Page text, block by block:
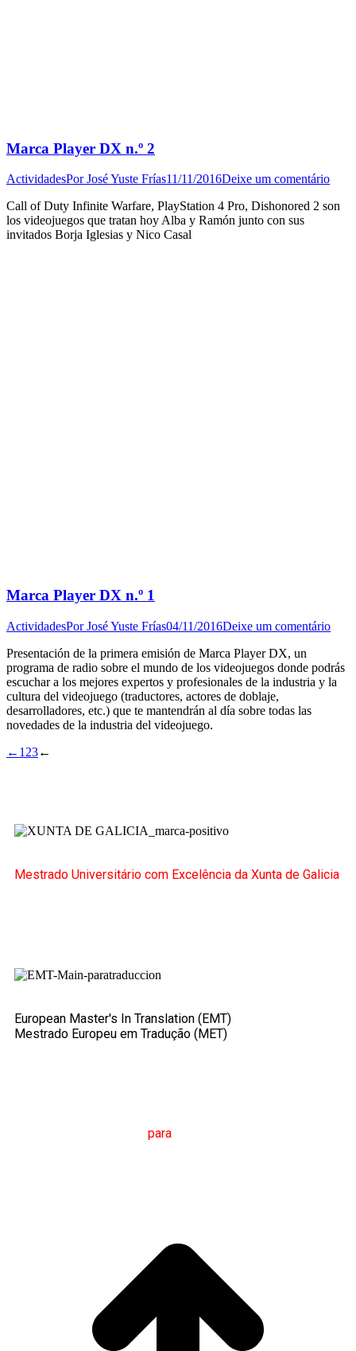
Marca Player DX n.º 2
ActividadesPorJosé Yuste Frías11/11/2016Deixe um comentário
Call of Duty Infinite Warfare, PlayStation 4 Pro, Dishonored 2 son
los videojuegos que tratan hoy Alba y Ramón junto con sus
invitados Borja Iglesias y Nico Casal
Marca Player DX n.º 1
ActividadesPorJosé Yuste Frías04/11/2016Deixe um comentário
Presentación de la primera emisión de Marca Player DX, un
programa de radio sobre el mundo de los videojuegos donde podrás
escuchar a los mejores expertos y profesionales de la industria y la
cultura del videojuego (traductores, actores de doblaje,
desarrolladores, etc.) que te mantendrán al día sobre todas las
novedades de la industria del videojuego.
← 1 23←
Mestrado Universitário com Excelência da Xunta de Galicia
European Master's In Translation (EMT)
Mestrado Europeu em Tradução (MET)
para